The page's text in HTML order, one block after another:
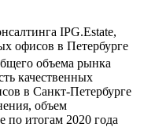
IPG.Estate,
офисов в Петербурге
объема рынка
качественных
в Санкт-Петербурге
объем
по итогам 2020 года